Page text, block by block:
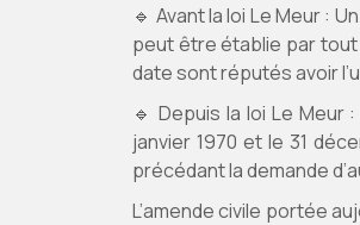
🔹 Avant la loi Le Meur :
peut être établie par
date sont réputés avoir
🔹 Depuis la loi Le Meur
janvier 1970 et le 31
précédant la demande
L’amende civile portée